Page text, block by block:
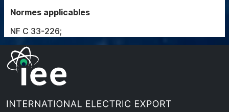
Normes applicables
NF C 33-226;